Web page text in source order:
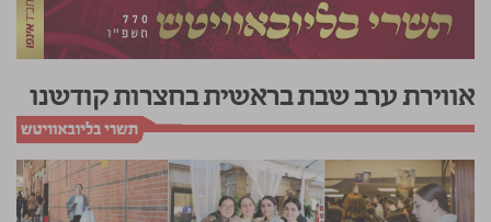
אווירת ערב שבת בראשית בחצרות קודשנו